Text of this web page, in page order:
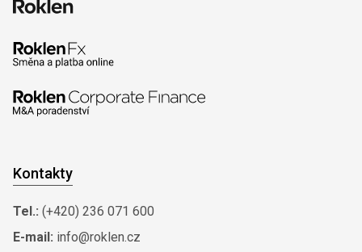
Kontakty
Tel.: (+420) 236 071 600
E-mail: info@roklen.cz